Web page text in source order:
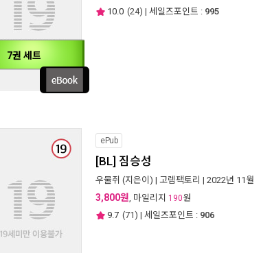
7권 세트
10.0 (24) | 세일즈포인트 : 995
ePub
[BL] 짐승성
우물쥐 (지은이) | 고렘팩토리 | 2022년 11월
3,800원, 마일리지 190원
9.7 (71) | 세일즈포인트 : 906